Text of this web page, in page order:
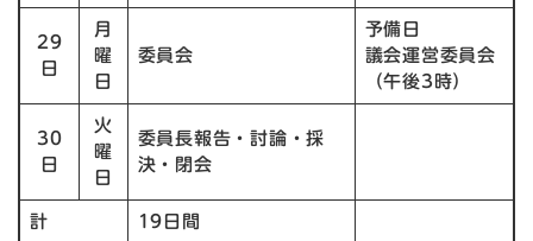
29
日
月
曜
日
委員会
予備日
議会運営委員会
（午後3時）
30
日
​火
曜
日
委員長報告・討論・採
決・閉会
計 19日間